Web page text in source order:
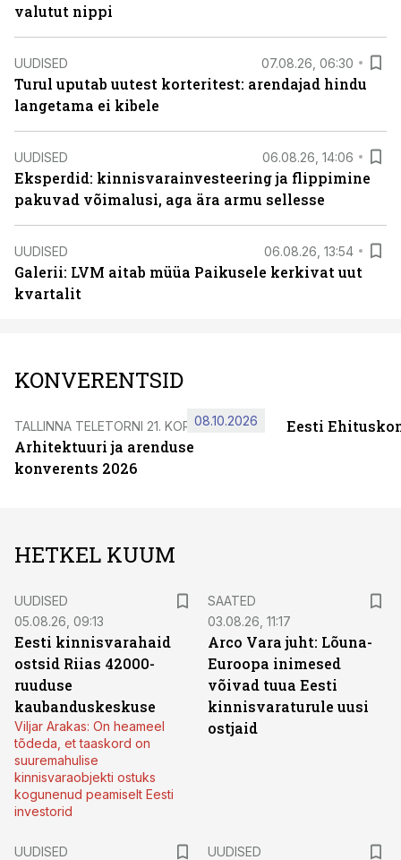
valutut nippi
UUDISED 07.08.26, 06:30
Turul uputab uutest korteritest: arendajad hindu
langetama ei kibele
UUDISED 06.08.26, 14:06
Eksperdid: kinnisvarainvesteering ja flippimine
pakuvad võimalusi, aga ära armu sellesse
UUDISED 06.08.26, 13:54
Galerii: LVM aitab müüa Paikusele kerkivat uut
kvartalit
KONVERENTSID
TALLINNA TELETORNI 21. KORRUSEL
Arhitektuuri ja arenduse
konverents 2026
08.10.2026 Eesti
HETKEL KUUM
UUDISED
05.08.26, 09:13
Eesti kinnisvarahaid
ostsid Riias 42000-
ruuduse
kaubanduskeskuse
Viljar Arakas: On heameel
tõdeda, et taaskord on
suuremahulise
kinnisvaraobjekti ostuks
kogunenud peamiselt Eesti
investorid
SAATED
03.08.26, 11:17
Arco Vara juht: Lõuna-
Euroopa inimesed
võivad tuua Eesti
kinnisvaraturule uusi
ostjaid
UUDISED UUDISED